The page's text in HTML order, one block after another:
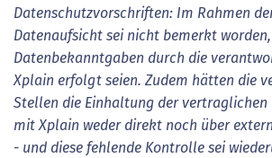
Datenschutzvorschriften: Im Rahmen
Datenaufsicht sei nicht bemerkt
Datenbekanntgaben durch die
Xplain erfolgt seien. Zudem hätten die
Stellen die Einhaltung der vertraglichen
mit Xplain weder direkt noch über
- und diese fehlende Kontrolle sei